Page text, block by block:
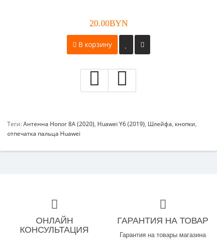
20.00BYN
В корзину
Теги:Антенна Honor 8A (2020), Huawei Y6 (2019), Шлейфа, кнопки,
отпечатка пальца Huawei
ОНЛАЙН
КОНСУЛЬТАЦИЯ
ГАРАНТИЯ НА ТОВАР
Гарантия на товары магазина